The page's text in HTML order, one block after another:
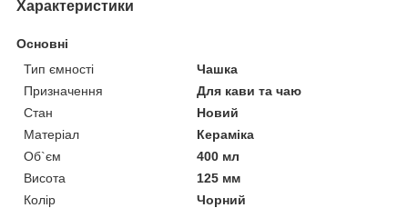
Характеристики
Основні
Тип ємності
Чашка
Призначення
Для кави та чаю
Стан
Новий
Матеріал
Кераміка
Об`єм
400 мл
Висота
125 мм
Колір
Чорний